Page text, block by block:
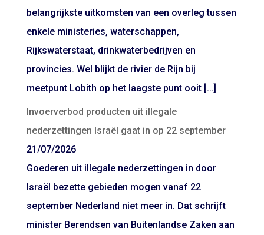
belangrijkste uitkomsten van een overleg tussen
enkele ministeries, waterschappen,
Rijkswaterstaat, drinkwaterbedrijven en
provincies. Wel blijkt de rivier de Rijn bij
meetpunt Lobith op het laagste punt ooit […]
Invoerverbod producten uit illegale
nederzettingen Israël gaat in op 22 september
21/07/2026
Goederen uit illegale nederzettingen in door
Israël bezette gebieden mogen vanaf 22
september Nederland niet meer in. Dat schrijft
minister Berendsen van Buitenlandse Zaken aan